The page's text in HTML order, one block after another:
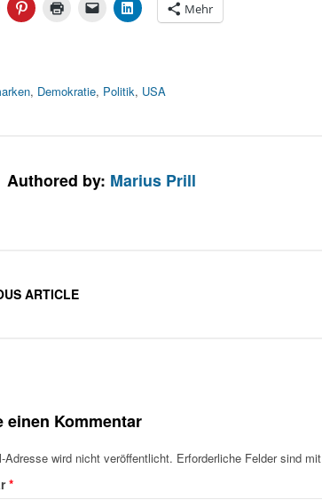
Mehr
, Demokratie, Politik, USA
Authored by: Marius Prill
ARTICLE
einen Kommentar
Adresse wird nicht veröffentlicht. Erforderliche Felder sind mit
*